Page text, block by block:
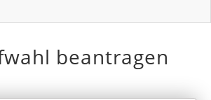
beantragen